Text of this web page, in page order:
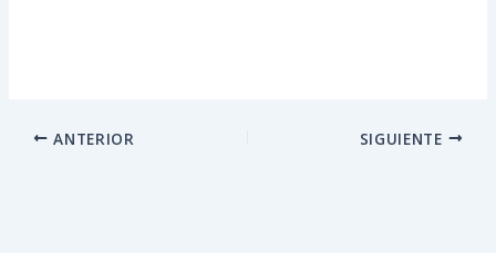
ANTERIOR SIGUIENTE